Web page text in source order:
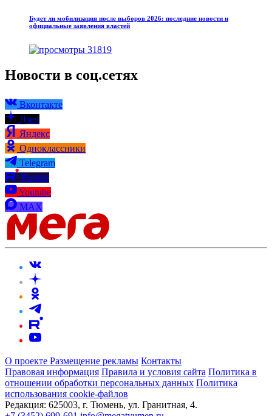
Будет ли мобилизация после выборов 2026: последние новости и
официальные заявления властей
31819
Новости в соц.сетях
Вконтакте
Дзен
Яндекс
Одноклассники
Telegram
Rutube
Youtube
MAX
О проекте Размещение рекламы Контакты
Правовая информация Правила и условия сайта Политика в
отношении обработки персональных данных Политика
использования cookie-файлов
Редакция: 625003, г. Тюмень, ул. Гранитная, 4.